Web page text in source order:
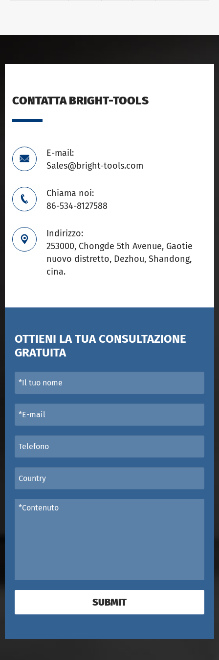
CONTATTA BRIGHT-TOOLS

E-mail:
Sales@bright-tools.com

Chiama noi:
86-534-8127588

Indirizzo:
253000, Chongde 5th Avenue, Gaotie
nuovo distretto, Dezhou, Shandong,
cina.
OTTIENI LA TUA CONSULTAZIONE
GRATUITA
SUBMIT